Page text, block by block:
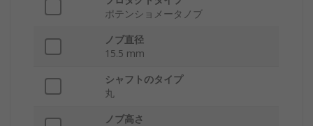
ポテンショメータノブ
ノブ直径
15.5 mm
シャフトのタイプ
丸
ノブ高さ